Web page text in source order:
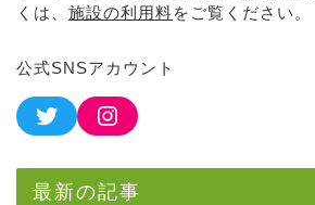
くは、 施設の利用料をご覧ください。
公式SNSアカウント
最新の記事